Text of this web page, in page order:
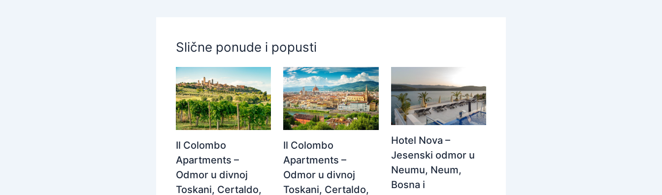
Slične ponude i popusti
Il Colombo
Apartments –
Odmor u divnoj
Toskani, Certaldo,
Il Colombo
Apartments –
Odmor u divnoj
Toskani, Certaldo,
Hotel Nova –
Jesenski odmor u
Neumu, Neum,
Bosna i